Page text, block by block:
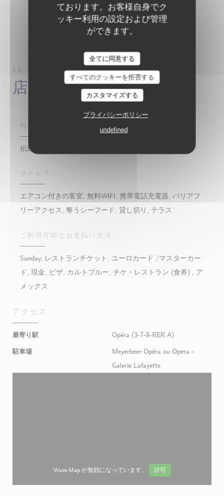
ております。お客様自身でク
ッキー利用の設定および管理
ができます。
全てに同意する
すべてのクッキーを拒否する
カスタマイズする
プライバシーポリシー
undefined
LE GRAND CAFÉ CAPUCINESPARIS
店舗情報
料理
伝統的なフランス語
サービス
エアコン付きの客室, 無料WIFI, 携帯電話充電器, バリアフ
リーアクセス, 奪うシーフード, 貸し切り, テラス
ご利用可能なお支払い方法
Sunday, レストランチケット, ユーロカード /マスターカー
ド, 現金, ビザ, カルトブルー, チケ・レストラン (食券) , ア
メックス
アクセス
最寄り駅 Opéra (3-7-8-RER A)
駐車場
Meyerbeer Opéra ou Opera -
Galerie Lafayette
Waze Map が無効になっています。 許可